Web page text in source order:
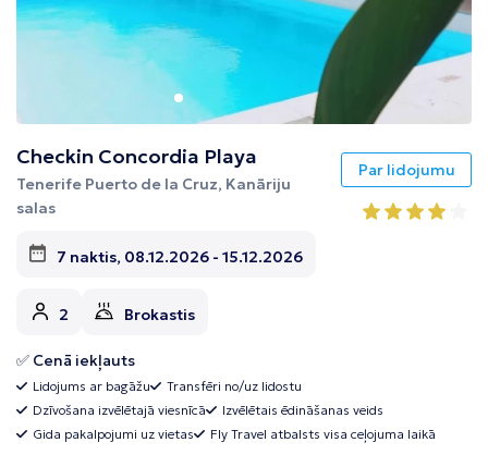
Checkin Concordia Playa
Tenerife Puerto de la Cruz, Kanāriju
salas
7 naktis, 08.12.2026 - 15.12.2026
2 Brokastis
✅ Cenā iekļauts
Lidojums ar bagāžu
Transfēri no/uz lidostu
Dzīvošana izvēlētajā viesnīcā
Izvēlētais ēdināšanas veids
Gida pakalpojumi uz vietas
Fly Travel atbalsts visa ceļojuma laikā
Par lidojumu